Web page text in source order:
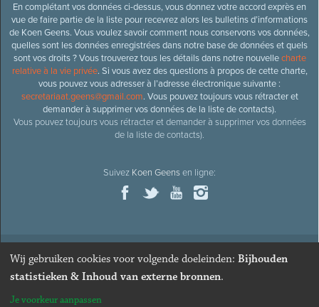
En complétant vos données ci-dessus, vous donnez votre accord exprès en
vue de faire partie de la liste pour recevrez alors les bulletins d’informations
de Koen Geens. Vous voulez savoir comment nous conservons vos données,
quelles sont les données enregistrées dans notre base de données et quels
sont vos droits ? Vous trouverez tous les détails dans notre nouvellecharte
relative à la vie privée. Si vous avez des questions à propos de cette charte,
vous pouvez vous adresser à l’adresse électronique suivante :
secretariaat.geens@gmail.com. Vous pouvez toujours vous rétracter et
demander à supprimer vos données de la liste de contacts).
Vous pouvez toujours vous rétracter et demander à supprimer vos données
de la liste de contacts).
Suivez Koen Geensen ligne:
© 2026Ancien ministre et député honoraire
Webdesign & développement par Zenjoy de Louvain
Wij gebruiken cookies voor volgende doeleinden: Bijhouden
statistieken & Inhoud van externe bronnen.
Je voorkeur aanpassen